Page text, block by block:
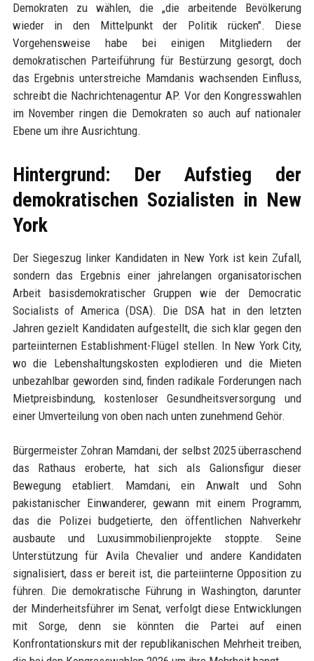
Demokraten zu wählen, die „die arbeitende Bevölkerung
wieder in den Mittelpunkt der Politik rücken". Diese
Vorgehensweise habe bei einigen Mitgliedern der
demokratischen Parteiführung für Bestürzung gesorgt, doch
das Ergebnis unterstreiche Mamdanis wachsenden Einfluss,
schreibt die Nachrichtenagentur AP. Vor den Kongresswahlen
im November ringen die Demokraten so auch auf nationaler
Ebene um ihre Ausrichtung.
Hintergrund: Der Aufstieg der
demokratischen Sozialisten in New
York
Der Siegeszug linker Kandidaten in New York ist kein Zufall,
sondern das Ergebnis einer jahrelangen organisatorischen
Arbeit basisdemokratischer Gruppen wie der Democratic
Socialists of America (DSA). Die DSA hat in den letzten
Jahren gezielt Kandidaten aufgestellt, die sich klar gegen den
parteiinternen Establishment-Flügel stellen. In New York City,
wo die Lebenshaltungskosten explodieren und die Mieten
unbezahlbar geworden sind, finden radikale Forderungen nach
Mietpreisbindung, kostenloser Gesundheitsversorgung und
einer Umverteilung von oben nach unten zunehmend Gehör.
Bürgermeister Zohran Mamdani, der selbst 2025 überraschend
das Rathaus eroberte, hat sich als Galionsfigur dieser
Bewegung etabliert. Mamdani, ein Anwalt und Sohn
pakistanischer Einwanderer, gewann mit einem Programm,
das die Polizei budgetierte, den öffentlichen Nahverkehr
ausbaute und Luxusimmobilienprojekte stoppte. Seine
Unterstützung für Avila Chevalier und andere Kandidaten
signalisiert, dass er bereit ist, die parteiinterne Opposition zu
führen. Die demokratische Führung in Washington, darunter
der Minderheitsführer im Senat, verfolgt diese Entwicklungen
mit Sorge, denn sie könnten die Partei auf einen
Konfrontationskurs mit der republikanischen Mehrheit treiben,